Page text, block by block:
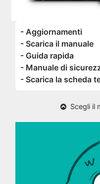
- Aggiornamenti
- Scarica il manuale
- Guida rapida
- Manuale di
- Scarica la scheda
Scegli il